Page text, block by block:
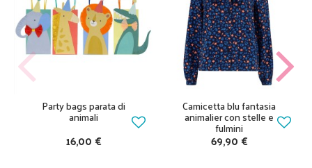
Party bags parata di
animali
16,00 €
Camicetta blu fantasia
animalier con stelle e
fulmini
69,90 €